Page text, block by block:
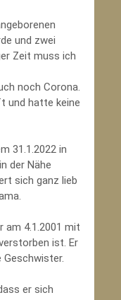
und zwei
Zeit muss ich
noch Corona.
und hatte keine
31.1.2022 in
der Nähe
sich ganz lieb
am 4.1.2001 mit
ist. Er
er sich